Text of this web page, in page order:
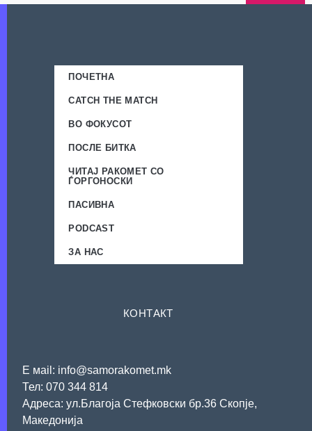
ПОЧЕТНА
CATCH THE MATCH
ВО ФОКУСОТ
ПОСЛЕ БИТКА
ЧИТАЈ РАКОМЕТ СО
ЃОРГОНОСКИ
ПАСИВНА
PODCAST
ЗА НАС
КОНТАКТ
Е мail: info@samorakomet.mk
Тел: 070 344 814
Адреса: ул.Благоја Стефковски бр.36 Скопје,
Македонија